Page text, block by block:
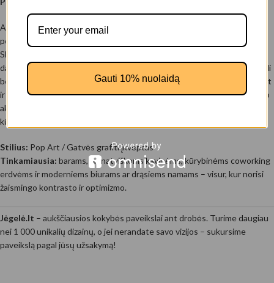
Atraskite „Dolerių karalių“ – paveikslą ant drobės, kuriame žaismingas
pop art stilius susilieja su šiuolaikine ikona: į pinigų krūvą besišypsantis
Skrudžas Makdakas primena, kad šiame gyvenime visada verta siekti
daugiau juoko ir spalvingų akimirkų. Ryškūs kontūrai ir sodrūs mėlyni, žali
bei rožiniai tonai ant aukštos raiškos drobės ne tik patraukia dėmesį, bet
ir suteikia Jūsų erdvei unikalų stilių. „Dolerių karalius“ – savitas interjero
akcentas, kuris suteiks drąsos ir energijos tiek jaunatviškam barui, tiek
kūrybiniam biurui ar namų erdvei.
Stilius: Pop Art / Gatvės grafiti įkvėptas
Tinkamiausia: barams, jaunatviškoms kavinėms, kūrybinėms coworking
erdvėms ir moderniems biurams ar drąsiems namams – visur, kur norisi
žaismingo kontrasto ir optimizmo.
Jėgelė.lt – aukščiausios kokybės paveikslai ant drobės. Turime daugiau
nei 1 000 unikalių dizainų, o jei nerandate savo vizijos – sukursime
paveikslą pagal jūsų užsakymą!
Gauti 10% nuolaidą